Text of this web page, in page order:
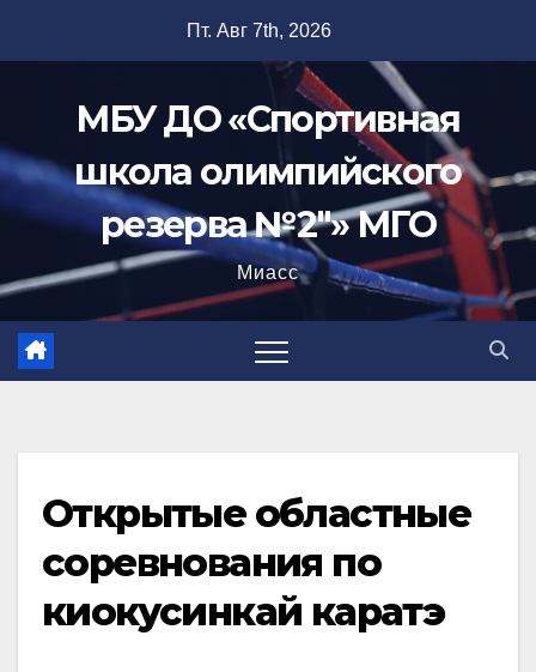
Пт. Авг 7th, 2026
МБУ ДО «Спортивная
школа олимпийского
резерва №2"» МГО
Миасс
Открытые областные
соревнования по
киокусинкай каратэ